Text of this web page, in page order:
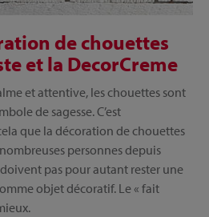
de chouettes
et la DecorCreme
et attentive, les chouettes sont
de sagesse. C’est
que la décoration de chouettes
personnes depuis
pas pour autant rester une
objet décoratif. Le « fait